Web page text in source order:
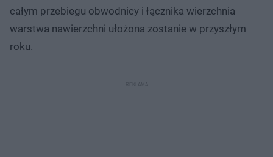
całym przebiegu obwodnicy i łącznika wierzchnia
warstwa nawierzchni ułożona zostanie w przyszłym
roku.